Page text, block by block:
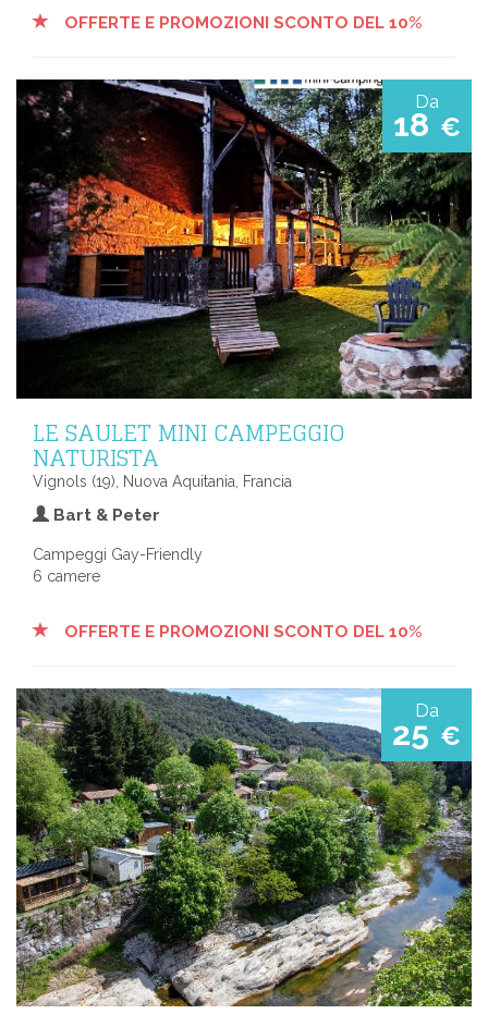
OFFERTE E PROMOZIONI SCONTO DEL 10%
Da
18 €
LE SAULET MINI CAMPEGGIO
NATURISTA
Vignols (19), Nuova Aquitania, Francia
Bart & Peter
Campeggi Gay-Friendly
6 camere
OFFERTE E PROMOZIONI SCONTO DEL 10%
Da
25 €